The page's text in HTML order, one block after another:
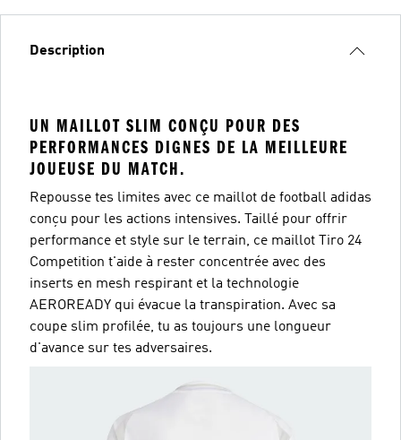
Description
UN MAILLOT SLIM CONÇU POUR DES
PERFORMANCES DIGNES DE LA MEILLEURE
JOUEUSE DU MATCH.
Repousse tes limites avec ce maillot de football adidas
conçu pour les actions intensives. Taillé pour offrir
performance et style sur le terrain, ce maillot Tiro 24
Competition t'aide à rester concentrée avec des
inserts en mesh respirant et la technologie
AEROREADY qui évacue la transpiration. Avec sa
coupe slim profilée, tu as toujours une longueur
d'avance sur tes adversaires.